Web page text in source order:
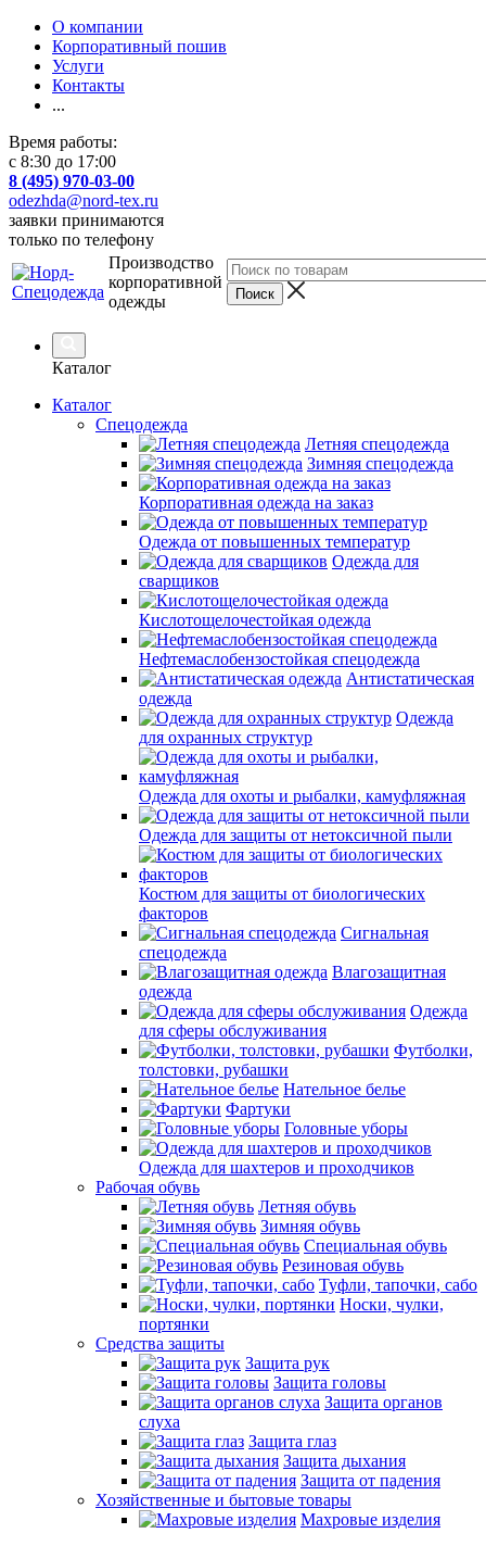
О компании
Корпоративный пошив
Услуги
Контакты
...
Время работы:
с 8:30 до 17:00
8 (495) 970-03-00
odezhda@nord-tex.ru
заявки принимаются
только по телефону
Производство
корпоративной
одежды
Каталог
Каталог
Спецодежда
Летняя спецодежда
Зимняя спецодежда
Корпоративная одежда на заказ
Одежда от повышенных температур
Одежда для
сварщиков
Кислотощелочестойкая одежда
Нефтемаслобензостойкая спецодежда
Антистатическая
одежда
Одежда
для охранных структур
Одежда для охоты и рыбалки, камуфляжная
Одежда для защиты от нетоксичной пыли
Костюм для защиты от биологических
факторов
Сигнальная
спецодежда
Влагозащитная
одежда
Одежда
для сферы обслуживания
Футболки,
толстовки, рубашки
Нательное белье
Фартуки
Головные уборы
Одежда для шахтеров и проходчиков
Рабочая обувь
Летняя обувь
Зимняя обувь
Специальная обувь
Резиновая обувь
Туфли, тапочки, сабо
Носки, чулки,
портянки
Средства защиты
Защита рук
Защита головы
Защита органов
слуха
Защита глаз
Защита дыхания
Защита от падения
Хозяйственные и бытовые товары
Махровые изделия